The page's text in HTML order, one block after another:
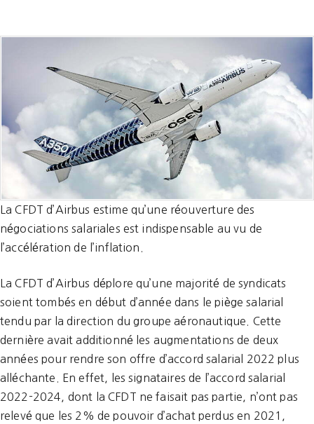
La CFDT d’Airbus estime qu’une réouverture des
négociations salariales est indispensable au vu de
l’accélération de l’inflation.
La CFDT d’Airbus déplore qu’une majorité de syndicats
soient tombés en début d’année dans le piège salarial
tendu par la direction du groupe aéronautique. Cette
dernière avait additionné les augmentations de deux
années pour rendre son offre d’accord salarial 2022 plus
alléchante. En effet, les signataires de l’accord salarial
2022-2024, dont la CFDT ne faisait pas partie, n’ont pas
relevé que les 2% de pouvoir d’achat perdus en 2021,